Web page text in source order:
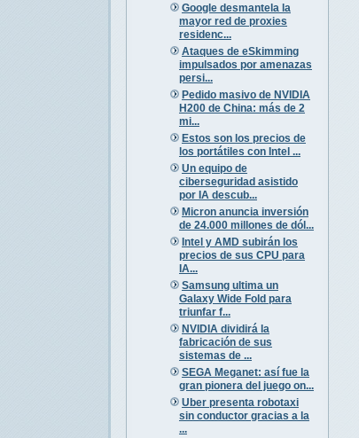
Google desmantela la
mayor red de proxies
residenc...
Ataques de eSkimming
impulsados por amenazas
persi...
Pedido masivo de NVIDIA
H200 de China: más de 2
mi...
Estos son los precios de
los portátiles con Intel ...
Un equipo de
ciberseguridad asistido
por IA descub...
Micron anuncia inversión
de 24.000 millones de dól...
Intel y AMD subirán los
precios de sus CPU para
IA...
Samsung ultima un
Galaxy Wide Fold para
triunfar f...
NVIDIA dividirá la
fabricación de sus
sistemas de ...
SEGA Meganet: así fue la
gran pionera del juego on...
Uber presenta robotaxi
sin conductor gracias a la
...